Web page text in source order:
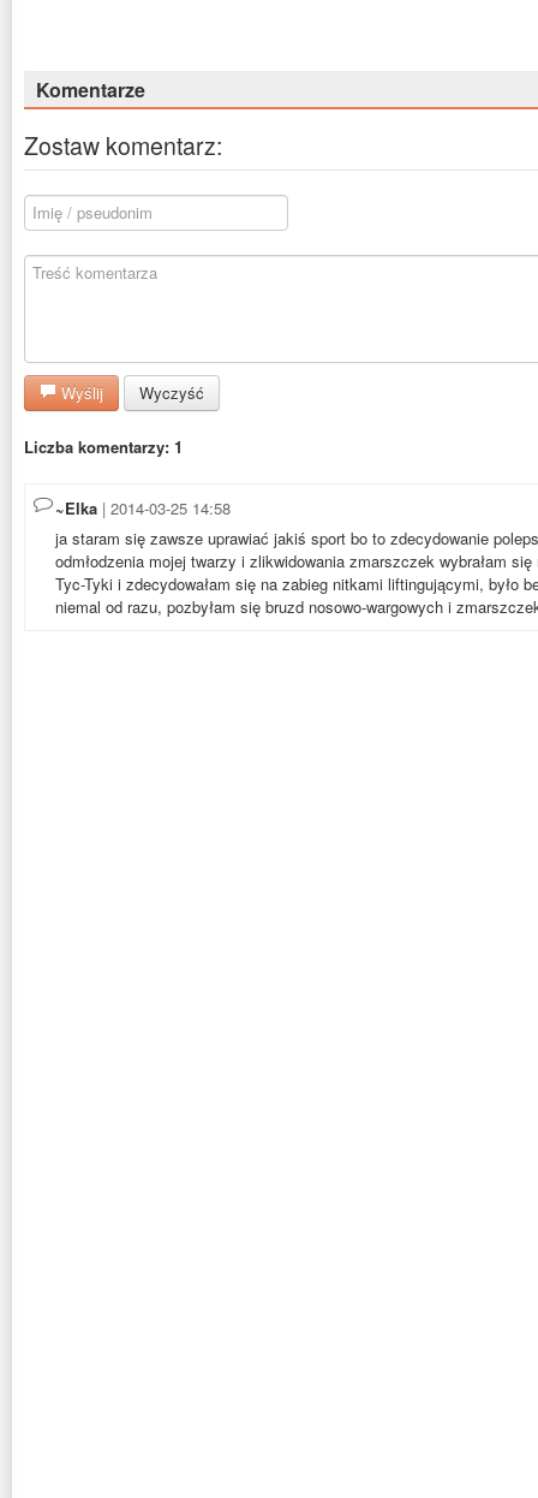
Komentarze
Zostaw komentarz:
Wyślij Wyczyść
Liczba komentarzy: 1
~Elka | 2014-03-25 14:58
ja staram się zawsze uprawiać jakiś sport bo to zdecydowanie
odmłodzenia mojej twarzy i zlikwidowania zmarszczek wybrałam
Tyc-Tyki i zdecydowałam się na zabieg nitkami liftingującymi, było
niemal od razu, pozbyłam się bruzd nosowo-wargowych i